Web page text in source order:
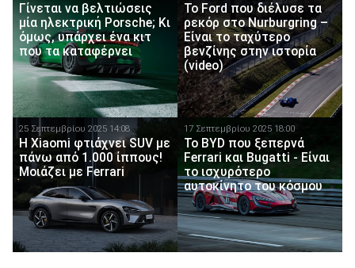
Γίνεται να βελτιώσεις
μία ηλεκτρική Porsche; Κι
όμως, υπάρχει ένα κιτ
που τα καταφέρνει
To Ford που διέλυσε τα
ρεκόρ στο Nurburgring –
Είναι το ταχύτερο
βενζίνης στην ιστορία
(video)
25 Σεπτεμβρίου 2025 14:08
Η Xiaomi φτιάχνει SUV με
πάνω από 1.000 ίππους!
Μοιάζει με Ferrari
17 Σεπτεμβρίου 2025 18:00
Το BYD που ξεπερνά
Ferrari και Bugatti - Είναι
το ισχυρότερο
αυτοκίνητο του κόσμου